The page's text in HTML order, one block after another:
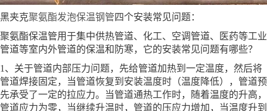
黑夹克聚氨酯发泡保温钢管四个安装常见问题：
聚氨酯保温管用于集中供热管道、化工、空调管道、医药等工业
管道等室内外管道的保温和防寒，它的安装常见问题有哪些？
1、关于管道内部压力问题，先给管道加热到一定温度，然后将
管道焊接固定，当管道恢复到安装温度时（温度降低），管道预
先承受了一定的拉应力。当管道通热工作时，随着温度的升高，
管道应力为零，当继续升温时，管道的压应力增加，当温度升到